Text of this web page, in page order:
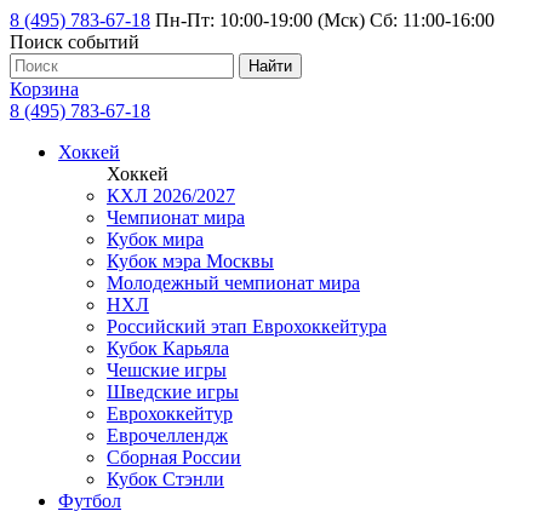
8 (495) 783-67-18 Пн-Пт: 10:00-19:00 (Мск) Сб: 11:00-16:00
Поиск событий
Найти
Корзина
8 (495) 783-67-18
Хоккей
Хоккей
КХЛ 2026/2027
Чемпионат мира
Кубок мира
Кубок мэра Москвы
Молодежный чемпионат мира
НХЛ
Российский этап Еврохоккейтура
Кубок Карьяла
Чешские игры
Шведские игры
Еврохоккейтур
Еврочеллендж
Сборная России
Кубок Стэнли
Футбол